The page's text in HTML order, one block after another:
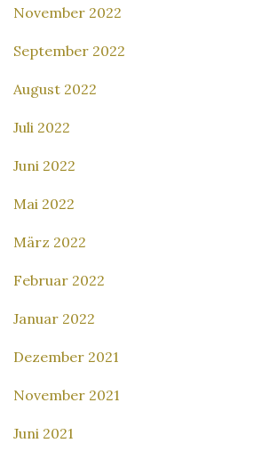
November 2022
September 2022
August 2022
Juli 2022
Juni 2022
Mai 2022
März 2022
Februar 2022
Januar 2022
Dezember 2021
November 2021
Juni 2021